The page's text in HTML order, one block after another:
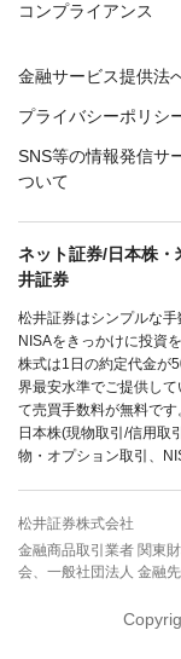
コンプライアンス
金融サービス提供法
プライバシーポリシ
SNS等の情報発信サ
ついて
ネット証券/日本株
井証券
松井証券はシンプルな
NISAをきっかけに投資
株式は1日の約定代金が
界最安水準でご提供し
て売買手数料が無料です
日本株(現物取引/信用取
物・オプション取引、
松井証券株式会社
金融商品取引業者 関東
会、一般社団法人 金融